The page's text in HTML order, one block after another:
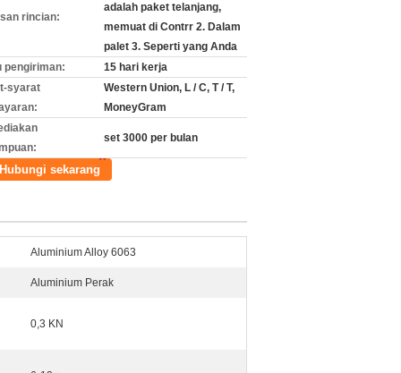
rincian:
adalah paket telanjang,
memuat di Contrr 2. Dalam
palet 3. Seperti yang Anda
pengiriman:
15 hari kerja
syarat
Western Union, L / C, T / T,
MoneyGram
set 3000 per bulan
Hubungi sekarang
Aluminium Alloy 6063
Aluminium Perak
0,3 KN